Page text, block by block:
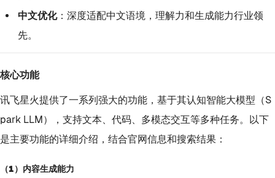
中文优化：深度适配中文语境，理解力和生成能力行业领
先。
核心功能
讯飞星火提供了一系列强大的功能，基于其认知智能大模型（S
park LLM），支持文本、代码、多模态交互等多种任务。以下
是主要功能的详细介绍，结合官网信息和搜索结果：
（1）内容生成能力